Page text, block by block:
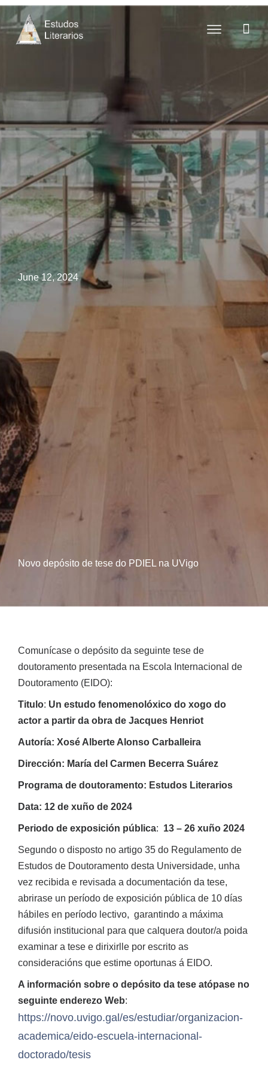
June 12, 2024
Novo depósito de tese do PDIEL na UVigo
Comunícase o depósito da seguinte tese de
doutoramento presentada na Escola Internacional de
Doutoramento (EIDO):
Titulo: Un estudo fenomenolóxico do xogo do
actor a partir da obra de Jacques Henriot
Autoría: Xosé Alberte Alonso Carballeira
Dirección: María del Carmen Becerra Suárez
Programa de doutoramento: Estudos Literarios
Data: 12 de xuño de 2024
Periodo de exposición pública: 13 – 26 xuño 2024
Segundo o disposto no artigo 35 do Regulamento de
Estudos de Doutoramento desta Universidade, unha
vez recibida e revisada a documentación da tese,
abrirase un período de exposición pública de 10 días
hábiles en período lectivo, garantindo a máxima
difusión institucional para que calquera doutor/a poida
examinar a tese e dirixirlle por escrito as
consideracións que estime oportunas á EIDO.
A información sobre o depósito da tese atópase no
seguinte enderezo Web:
https://novo.uvigo.gal/es/estudiar/organizacion-
academica/eido-escuela-internacional-
doctorado/tesis